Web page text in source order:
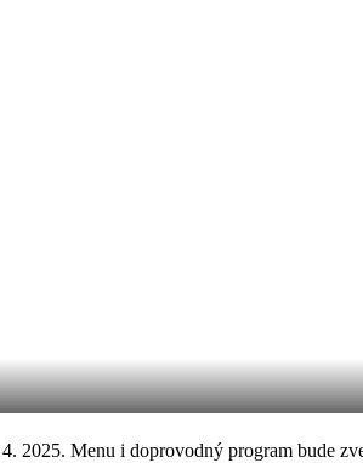
2025. Menu i doprovodný program bude